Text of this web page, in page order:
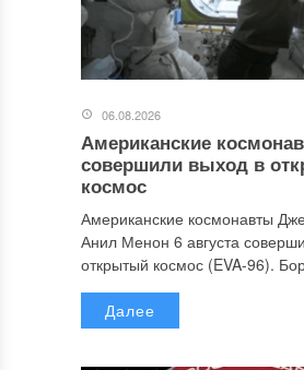
06.08.2026
Американские
совершили выход в
космос
Американские космонавты
Анил Менон 6 августа
открытый космос (EVA-96).
Далее